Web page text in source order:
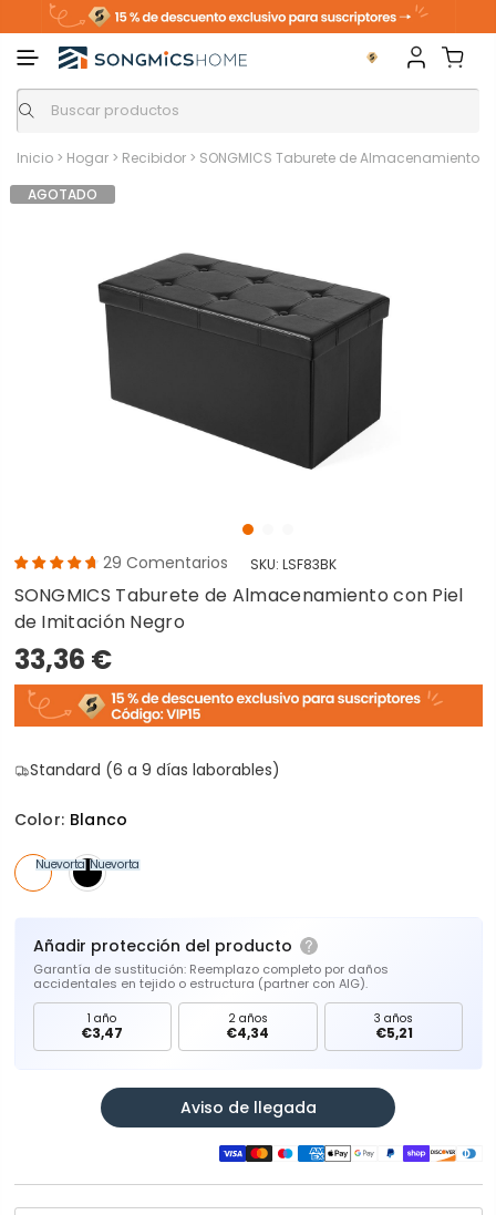
Inicio > Hogar > Recibidor > SONGMICS Taburete de Almacenamiento
AGOTADO
29 Comentarios SKU: LSF83BK
SONGMICS Taburete de Almacenamiento con Piel
de Imitación Negro
33,36 €
Standard (6 a 9 días laborables)
Color: Blanco
En oferta
Nuevo En oferta
Nuevo
Añadir protección del producto
Garantía de sustitución: Reemplazo completo por daños
accidentales en tejido o estructura (partner con AIG).
1 año
€3,47
2 años
€4,34
3 años
€5,21
Aviso de llegada